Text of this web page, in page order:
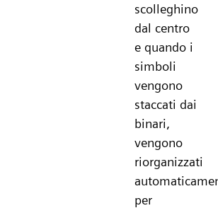
scolleghino
dal centro
e quando i
simboli
vengono
staccati dai
binari,
vengono
riorganizzati
per